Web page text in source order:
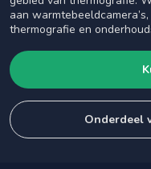
aan
thermografie en
Onderdeel